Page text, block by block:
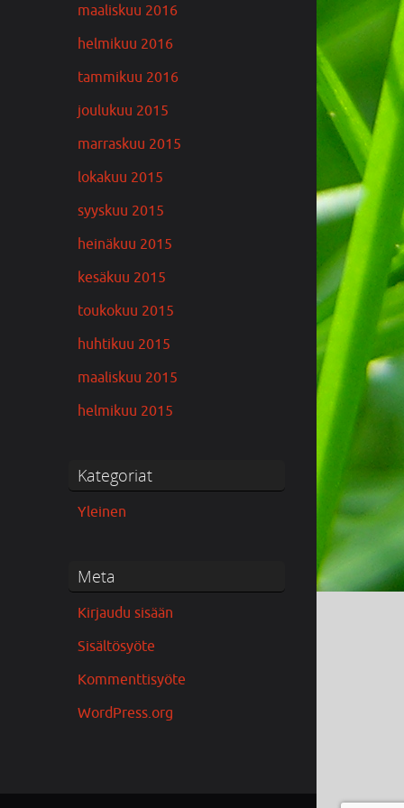
maaliskuu 2016
helmikuu 2016
tammikuu 2016
joulukuu 2015
marraskuu 2015
lokakuu 2015
syyskuu 2015
heinäkuu 2015
kesäkuu 2015
toukokuu 2015
huhtikuu 2015
maaliskuu 2015
helmikuu 2015
Kategoriat
Yleinen
Meta
Kirjaudu sisään
Sisältösyöte
Kommenttisyöte
WordPress.org